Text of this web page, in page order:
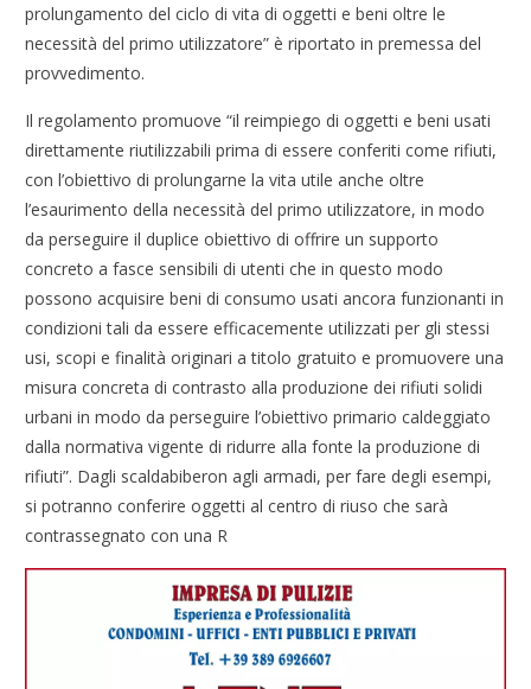
prolungamento del ciclo di vita di oggetti e beni oltre le
necessità del primo utilizzatore” è riportato in premessa del
provvedimento.
Il regolamento promuove “il reimpiego di oggetti e beni usati
direttamente riutilizzabili prima di essere conferiti come rifiuti,
con l’obiettivo di prolungarne la vita utile anche oltre
l’esaurimento della necessità del primo utilizzatore, in modo
da perseguire il duplice obiettivo di offrire un supporto
concreto a fasce sensibili di utenti che in questo modo
possono acquisire beni di consumo usati ancora funzionanti in
condizioni tali da essere efficacemente utilizzati per gli stessi
usi, scopi e finalità originari a titolo gratuito e promuovere una
misura concreta di contrasto alla produzione dei rifiuti solidi
urbani in modo da perseguire l’obiettivo primario caldeggiato
dalla normativa vigente di ridurre alla fonte la produzione di
rifiuti”. Dagli scaldabiberon agli armadi, per fare degli esempi,
si potranno conferire oggetti al centro di riuso che sarà
contrassegnato con una R